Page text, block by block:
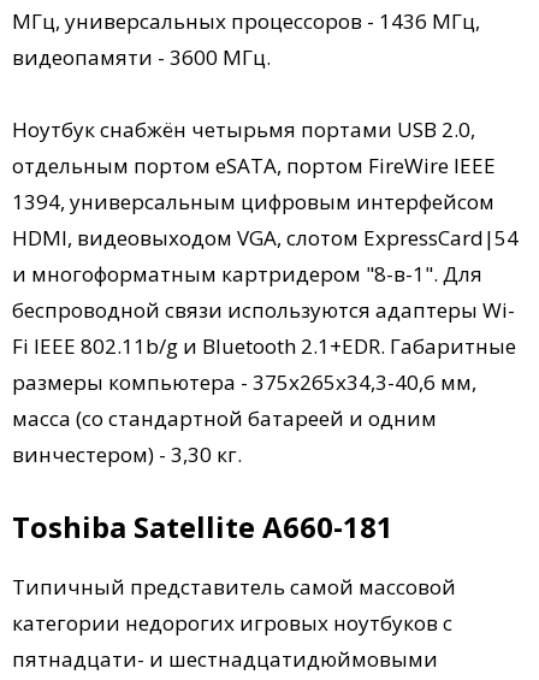
МГц, универсальных процессоров - 1436 МГц,
видеопамяти - 3600 МГц.
Ноутбук снабжён четырьмя портами USB 2.0,
отдельным портом eSATA, портом FireWire IEEE
1394, универсальным цифровым интерфейсом
HDMI, видеовыходом VGA, слотом ExpressCard|54
и многоформатным картридером "8-в-1". Для
беспроводной связи используются адаптеры Wi-
Fi IEEE 802.11b/g и Bluetooth 2.1+EDR. Габаритные
размеры компьютера - 375х265х34,3-40,6 мм,
масса (со стандартной батареей и одним
винчестером) - 3,30 кг.
Toshiba Satellite A660-181
Типичный представитель самой массовой
категории недорогих игровых ноутбуков с
пятнадцати- и шестнадцатидюймовыми